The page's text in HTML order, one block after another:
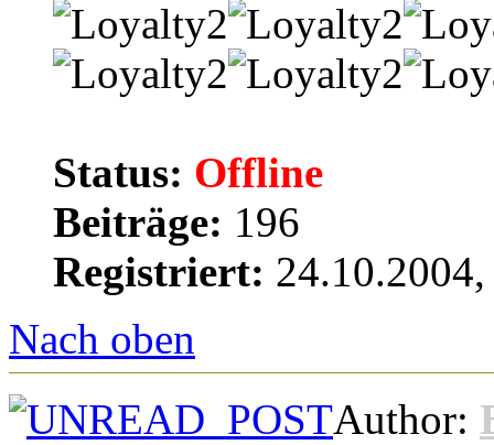
Status: Offline
Beiträge: 196
Registriert:
Nach oben
Author: